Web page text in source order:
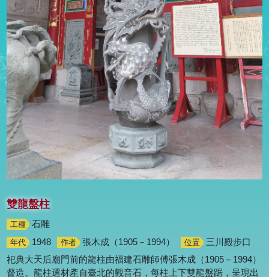
雙龍盤柱
工種 石雕
年代 1948 作者 張木成（1905－1994） 位置
三川殿步口
祀典大天后廟門前的龍柱由福建石雕師傅張木成（1905－1994）
督造。龍柱選材產自臺北的觀音石，每柱上下雙龍盤踞，呈現出